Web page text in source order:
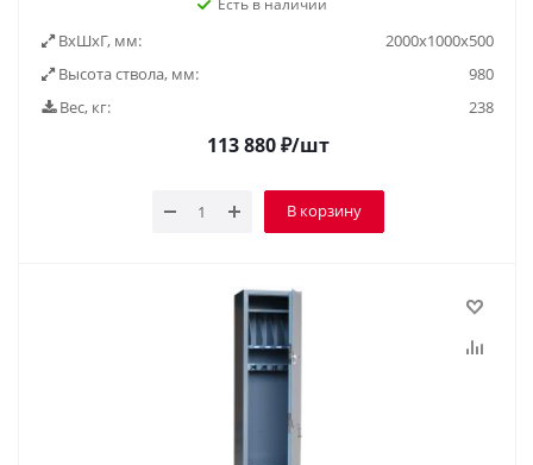
Есть в наличии
ВxШxГ, мм:
2000х1000х500
Высота ствола, мм:
980
Вес, кг:
238
113 880₽/шт
В корзину